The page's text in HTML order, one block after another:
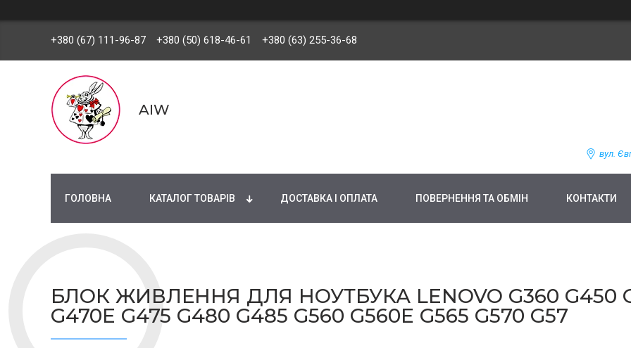
+380 (67) 111-96-87 +380 (50) 618-46-61 +380 (63) 255-36-68
AIW
вул.
ГОЛОВНА КАТАЛОГ ТОВАРІВ ДОСТАВКА І ОПЛАТА ПОВЕРНЕННЯ ТА ОБМІН КОНТАКТИ
БЛОК ЖИВЛЕННЯ ДЛЯ НОУТБУКА LENOVO G360 G450
G470E G475 G480 G485 G560 G560E G565 G570 G57